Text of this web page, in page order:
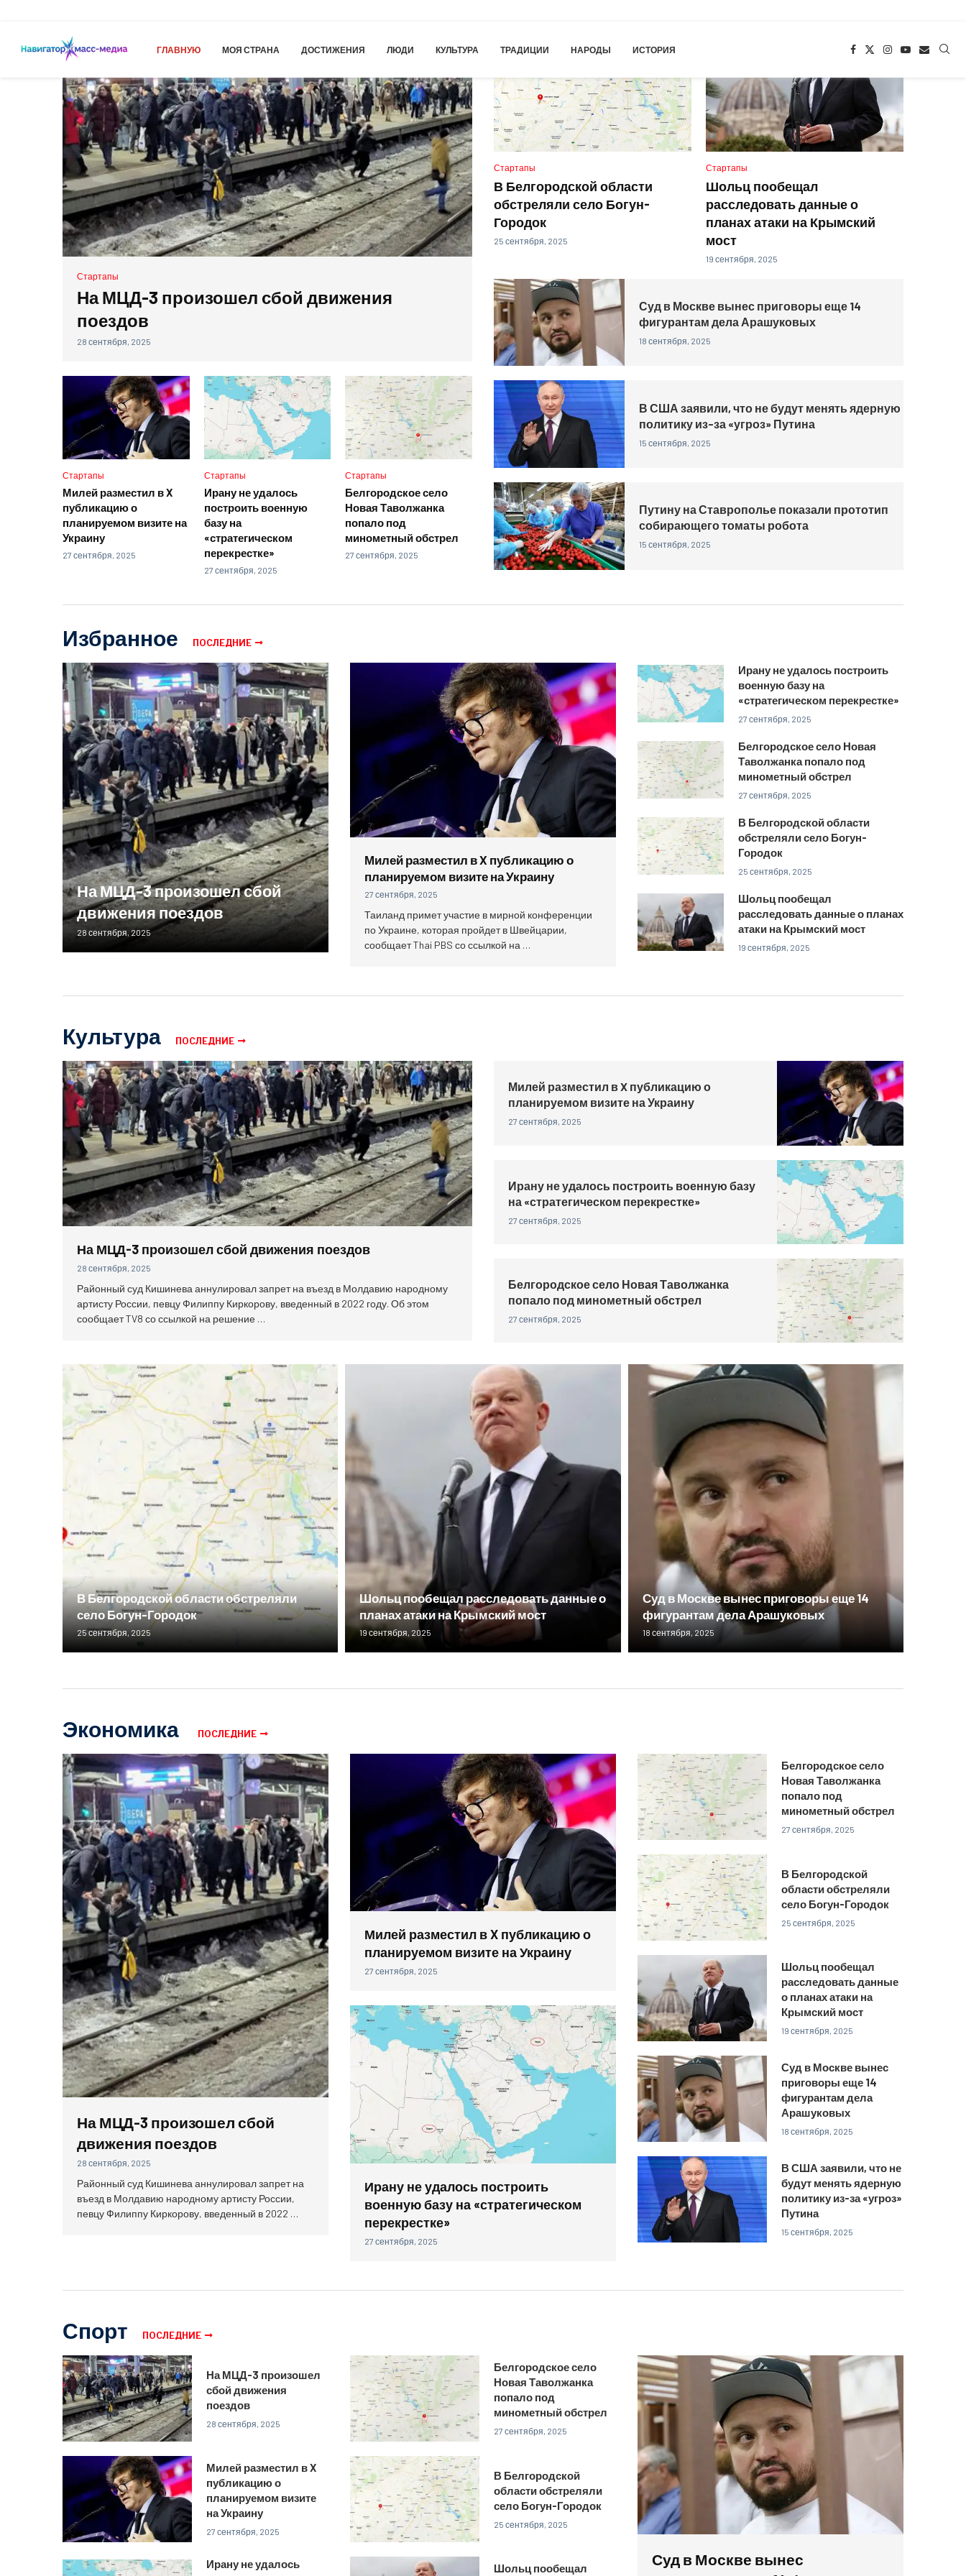
ГЛАВНУЮ МОЯ СТРАНА ДОСТИЖЕНИЯ ЛЮДИ КУЛЬТУРА ТРАДИЦИИ НАРОДЫ ИСТОРИЯ
Latest Update
Стартапы
На МЦД-3 произошел сбой движения
поездов
28 сентября, 2025
Стартапы
Милей разместил в X
публикацию о
планируемом визите на
Украину
27 сентября, 2025
Стартапы
Ирану не удалось
построить военную
базу на
«стратегическом
перекрестке»
27 сентября, 2025
Стартапы
Белгородское село
Новая Таволжанка
попало под
минометный обстрел
27 сентября, 2025
Стартапы
В Белгородской области
обстреляли село Богун-
Городок
25 сентября, 2025
Стартапы
Шольц пообещал
расследовать данные о
планах атаки на Крымский
мост
19 сентября, 2025
Суд в Москве вынес приговоры еще 14
фигурантам дела Арашуковых
18 сентября, 2025
В США заявили, что не будут менять ядерную
политику из-за «угроз» Путина
15 сентября, 2025
Путину на Ставрополье показали прототип
собирающего томаты робота
15 сентября, 2025
Избранное ПОСЛЕДНИЕ
На МЦД-3 произошел сбой
движения поездов
28 сентября, 2025
Милей разместил в X публикацию о
планируемом визите на Украину
27 сентября, 2025
Таиланд примет участие в мирной конференции
по Украине, которая пройдет в Швейцарии,
сообщает Thai PBS со ссылкой на …
Ирану не удалось построить
военную базу на
«стратегическом перекрестке»
27 сентября, 2025
Белгородское село Новая
Таволжанка попало под
минометный обстрел
27 сентября, 2025
В Белгородской области
обстреляли село Богун-
Городок
25 сентября, 2025
Шольц пообещал
расследовать данные о планах
атаки на Крымский мост
19 сентября, 2025
Культура ПОСЛЕДНИЕ
На МЦД-3 произошел сбой движения поездов
28 сентября, 2025
Районный суд Кишинева аннулировал запрет на въезд в Молдавию народному
артисту России, певцу Филиппу Киркорову, введенный в 2022 году. Об этом
сообщает TV8 со ссылкой на решение …
Милей разместил в X публикацию о
планируемом визите на Украину
27 сентября, 2025
Ирану не удалось построить военную базу
на «стратегическом перекрестке»
27 сентября, 2025
Белгородское село Новая Таволжанка
попало под минометный обстрел
27 сентября, 2025
В Белгородской области обстреляли
село Богун-Городок
25 сентября, 2025
Шольц пообещал расследовать данные о
планах атаки на Крымский мост
19 сентября, 2025
Суд в Москве вынес приговоры еще 14
фигурантам дела Арашуковых
18 сентября, 2025
Экономика ПОСЛЕДНИЕ
На МЦД-3 произошел сбой
движения поездов
28 сентября, 2025
Районный суд Кишинева аннулировал запрет на
въезд в Молдавию народному артисту России,
певцу Филиппу Киркорову, введенный в 2022 …
Милей разместил в X публикацию о
планируемом визите на Украину
27 сентября, 2025
Ирану не удалось построить
военную базу на «стратегическом
перекрестке»
27 сентября, 2025
Белгородское село
Новая Таволжанка
попало под
минометный обстрел
27 сентября, 2025
В Белгородской
области обстреляли
село Богун-Городок
25 сентября, 2025
Шольц пообещал
расследовать данные
о планах атаки на
Крымский мост
19 сентября, 2025
Суд в Москве вынес
приговоры еще 14
фигурантам дела
Арашуковых
18 сентября, 2025
В США заявили, что не
будут менять ядерную
политику из-за «угроз»
Путина
15 сентября, 2025
Спорт ПОСЛЕДНИЕ
На МЦД-3 произошел
сбой движения
поездов
28 сентября, 2025
Милей разместил в X
публикацию о
планируемом визите
на Украину
27 сентября, 2025
Ирану не удалось
Белгородское село
Новая Таволжанка
попало под
минометный обстрел
27 сентября, 2025
В Белгородской
области обстреляли
село Богун-Городок
25 сентября, 2025
Шольц пообещал
Суд в Москве вынес